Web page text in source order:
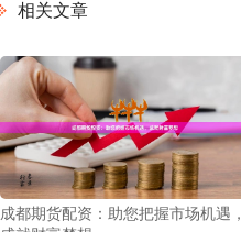
相关文章
成都期货配资：助您把握市场机遇，